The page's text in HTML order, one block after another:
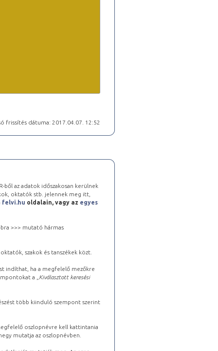
frissítés dátuma: 2017.04.07. 12:52
ből az adatok időszakosan kerülnek
oktatók stb. jelennek meg itt,
felvi.hu oldalain, vagy az egyes
>>> mutató hármas
szakok és tanszékek közt.
indíthat, ha a megfelelő mezőkre
a „ Kiválasztott keresési
több kiinduló szempont szerint
oszlopnévre kell kattintania
mutatja az oszlopnévben.